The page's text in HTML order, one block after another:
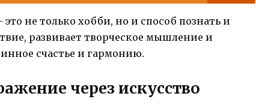
не только хобби, но и способ познать и
развивает творческое мышление и
счастье и гармонию.
через искусство